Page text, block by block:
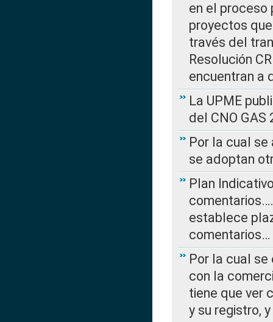
en el proceso
proyectos
través del
Resolución
encuentran a
La UPME
del CNO
Por la cual
se adoptan
Plan
establece
comentarios…
Por la cual
con la
tiene que ver
y su registro,